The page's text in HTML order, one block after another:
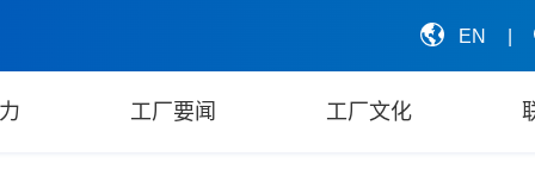
EN
工厂要闻 工厂文化